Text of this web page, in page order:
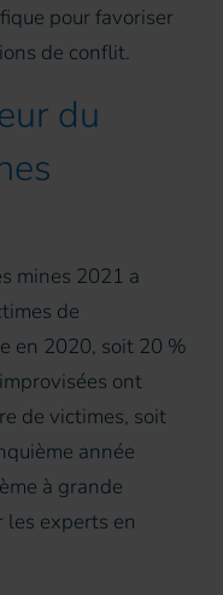
pour favoriser
de conflit.
du
mines 2021 a
de
en 2020, soit 20 %
ont
de victimes, soit
année
à grande
les experts en